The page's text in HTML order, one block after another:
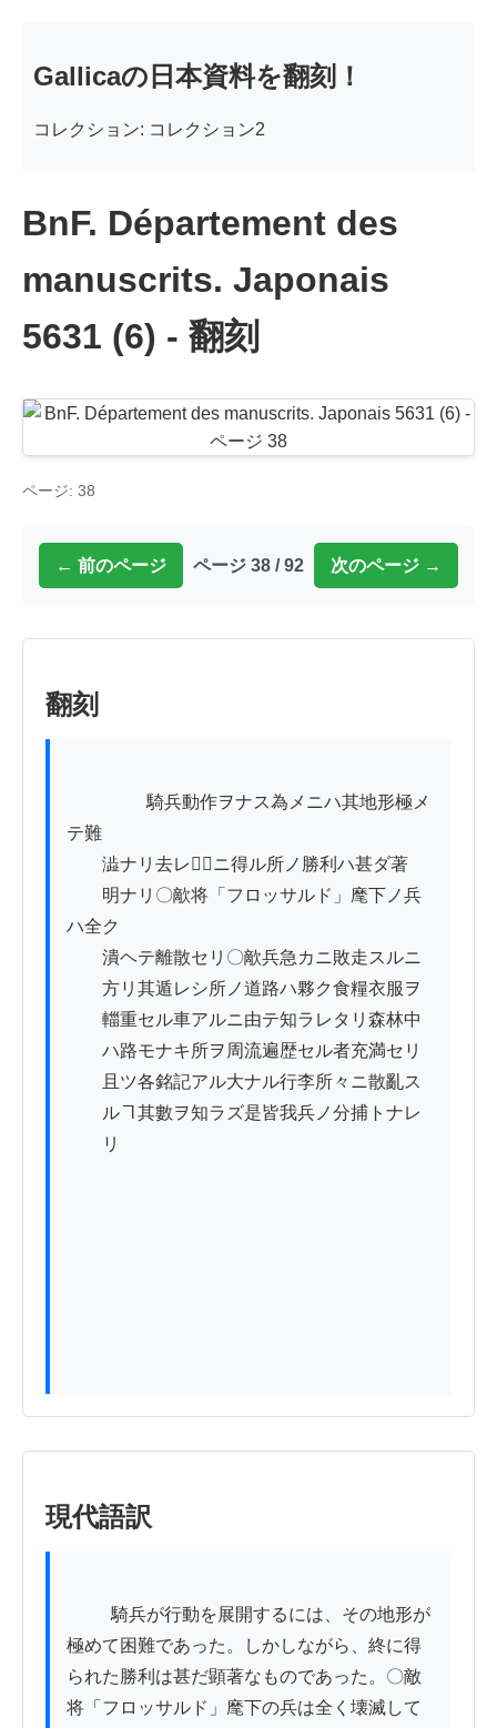
Gallicaの日本資料を翻刻！
コレクション: コレクション2
BnF. Département des
manuscrits. Japonais
5631 (6) - 翻刻
ページ: 38
← 前のページ ページ 38 / 92 次のページ →
翻刻
テ難
澁ナリ去レ𪜈終ニ得ル所ノ勝利ハ甚ダ著
明ナリ〇歒将「フロッサルド」麾下ノ兵
ハ全ク
潰ヘテ離散セリ〇歒兵急カニ敗走スルニ
方リ其遁レシ所ノ道路ハ夥ク食糧衣服ヲ
輺重セル車アルニ由テ知ラレタリ森林中
ハ路モナキ所ヲ周流遍歴セル者充満セリ
且ツ各銘記アル大ナル行李所々ニ散亂ス
ルヿ其數ヲ知ラズ是皆我兵ノ分捕トナレ
リ
現代語訳
極めて困難であった。しかしながら、終に得
られた勝利は甚だ顕著なものであった。〇敵
将「フロッサルド」麾下の兵は全く壊滅して